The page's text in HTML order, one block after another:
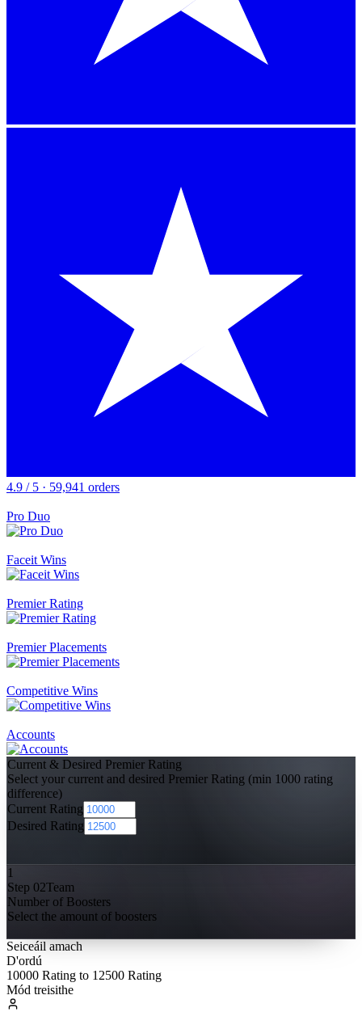
4.9 / 5 · 59,941 orders
Pro Duo
Faceit Wins
Premier Rating
Premier Placements
Competitive Wins
Accounts
Current & Desired Premier Rating
Select your current and desired Premier Rating (min 1000 rating
difference)
Current Rating
Desired Rating
1
Step 02Team
Number of Boosters
Select the amount of boosters
Seiceáil amach
D'ordú
10000 Rating to 12500 Rating
Mód treisithe